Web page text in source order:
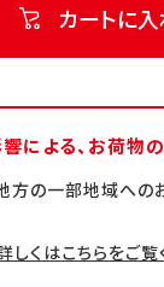
カートに
による、 お荷物
方の一部地域への
しくはこちらをご覧